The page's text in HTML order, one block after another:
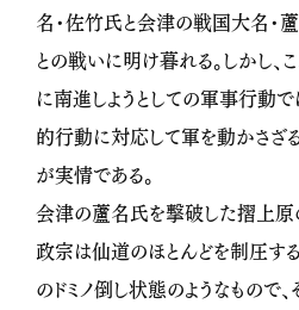
名・佐竹氏と会津の戦国大名・
との戦いに明け暮れる。しかし、
に南進しようとしての軍事行動
的行動に対応して軍を動かさざ
が実情である。
会津の蘆名氏を撃破した摺上
政宗は仙道のほとんどを制圧す
のドミノ倒し状態のようなもの